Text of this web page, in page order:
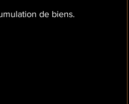
de biens.